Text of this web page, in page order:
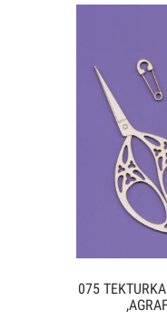
075